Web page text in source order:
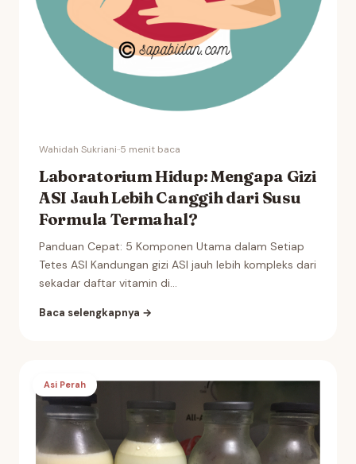
Wahidah Sukriani··5 menit baca
Laboratorium Hidup: Mengapa Gizi
ASI Jauh Lebih Canggih dari Susu
Formula Termahal?
Panduan Cepat: 5 Komponen Utama dalam Setiap
Tetes ASI Kandungan gizi ASI jauh lebih kompleks dari
sekadar daftar vitamin di...
Baca selengkapnya →
Asi Perah